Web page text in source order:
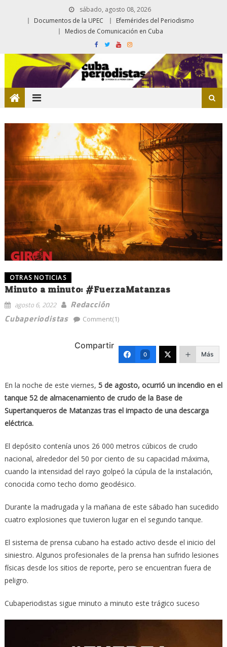
sábado, agosto 08, 2026
Documentos de la UPEC
Efemérides del Periodismo
Medios de Comunicación en Cuba
OTRAS NOTICIAS
Minuto a minuto: #FuerzaMatanzas
agosto 6, 2022
Redacción
Cubaperiodistas
Comment(1)
Compartir
0 Más
En la noche de este viernes, 5 de agosto, ocurrió un incendio en el
tanque 52 de almacenamiento de crudo de la Base de
Supertanqueros de Matanzas tras el impacto de una descarga
eléctrica.
El depósito contenía unos 26 000 metros cúbicos de crudo
nacional, alrededor del 50 por ciento de su capacidad máxima,
cuando la intensidad del rayo golpeó la cúpula de la instalación,
conocida como techo domo geodésico.
Durante la madrugada y la mañana de este sábado han sucedido
cuatro explosiones que tuvieron lugar en el segundo tanque.
El sistema de prensa cubano ha estado activo desde el inicio del
siniestro. Algunos profesionales de la prensa han sufrido lesiones
físicas desde los sitios de reporte, pero se encuentran fuera de
peligro.
Cubaperiodistas sigue minuto a minuto este trágico suceso